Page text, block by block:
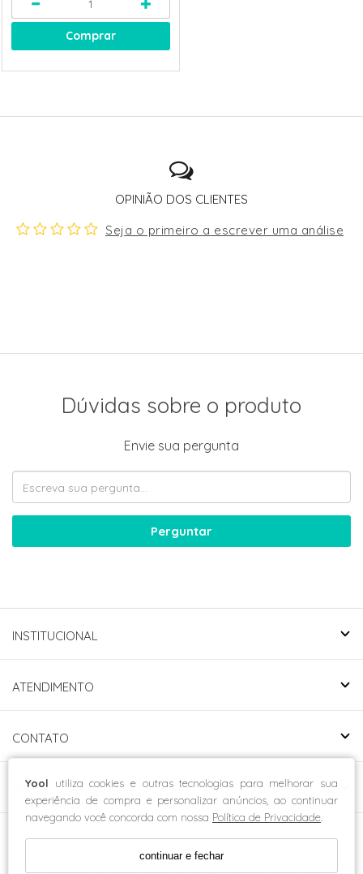
Yool utiliza cookies e outras tecnologias para melhorar sua
experiência de compra e personalizar anúncios, ao continuar
navegando você concorda com nossa Política de Privacidade.
continuar e fechar
Comprar
OPINIÃO DOS CLIENTES
Seja o primeiro a escrever uma análise
Dúvidas sobre o produto
Envie sua pergunta
Perguntar
INSTITUCIONAL
ATENDIMENTO
CONTATO
SELOS
YOOL / CNPJ: 06.953.372/0001-19
Endereço: R PADRE JOÃO REITZ,1624 BAIRRO: SAO LUIZ,